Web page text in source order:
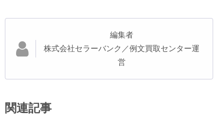
編集者
株式会社セラーバンク／例文買取センター運
営
関連記事